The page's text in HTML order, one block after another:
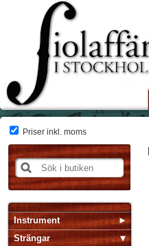
Priser inkl. moms
Instrument
Strängar